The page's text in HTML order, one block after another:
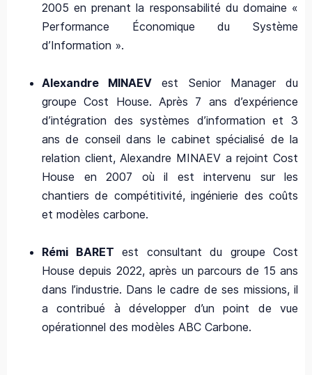
2005 en prenant la responsabilité du domaine «
Performance Économique du Système
d’Information ».
Alexandre MINAEV est Senior Manager du
groupe Cost House. Après 7 ans d’expérience
d’intégration des systèmes d’information et 3
ans de conseil dans le cabinet spécialisé de la
relation client, Alexandre MINAEV a rejoint Cost
House en 2007 où il est intervenu sur les
chantiers de compétitivité, ingénierie des coûts
et modèles carbone.
Rémi BARET est consultant du groupe Cost
House depuis 2022, après un parcours de 15 ans
dans l’industrie. Dans le cadre de ses missions, il
a contribué à développer d’un point de vue
opérationnel des modèles ABC Carbone.